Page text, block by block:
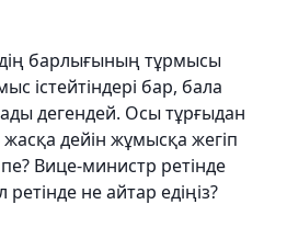
барлығының тұрмысы
істейтіндері бар, бала
дегендей. Осы тұрғыдан
дейін жұмысқа жегіп
пе? Вице-министр ретінде
не айтар едіңіз?